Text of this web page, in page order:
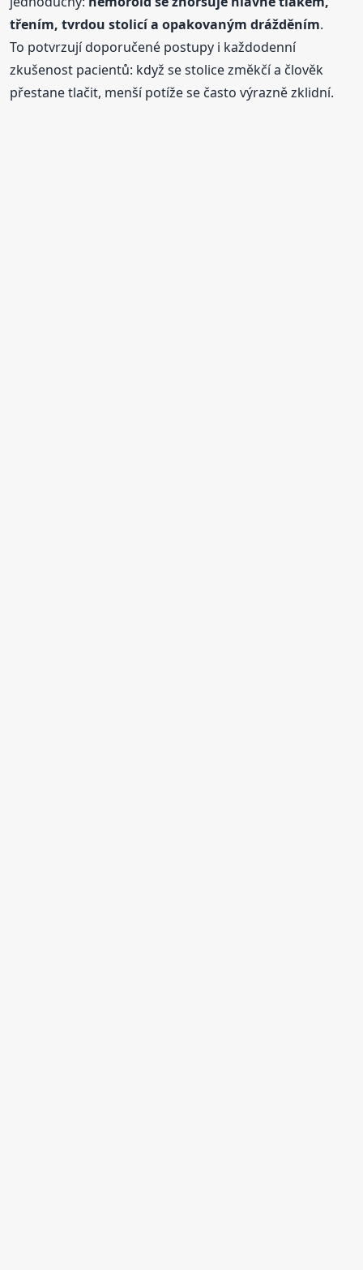
třením, tvrdou stolicí a opakovaným drážděním.
To potvrzují doporučené postupy i každodenní
zkušenost pacientů: když se stolice změkčí a člověk
přestane tlačit, menší potíže se často výrazně zklidní.